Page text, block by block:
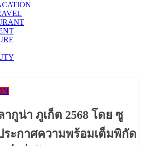
ากูน่า ภูเก็ต 2568 โดย ซู
ระกาศความพร้อมเต็มพิกัด